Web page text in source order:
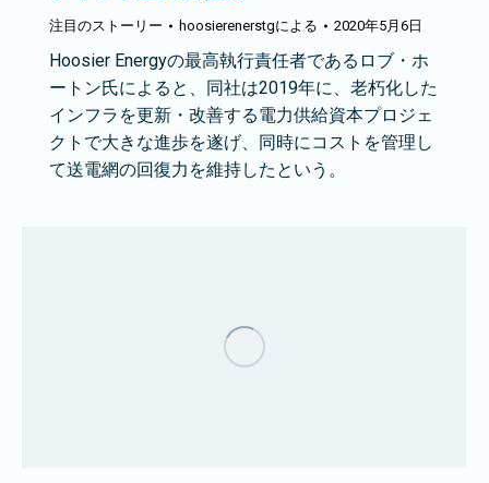
注目のストーリー hoosierenerstgによる 2020年5月6日
Hoosier Energyの最高執行責任者であるロブ・ホ
ートン氏によると、同社は2019年に、老朽化した
インフラを更新・改善する電力供給資本プロジェ
クトで大きな進歩を遂げ、同時にコストを管理し
て送電網の回復力を維持したという。